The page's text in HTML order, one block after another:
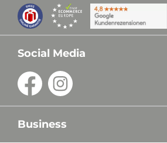
Social Media
Business